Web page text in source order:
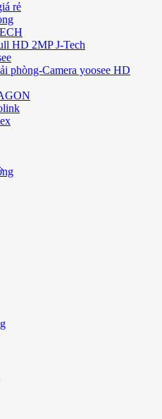
rẻ
HD 2MP J-Tech
phòng-Camera yoosee HD